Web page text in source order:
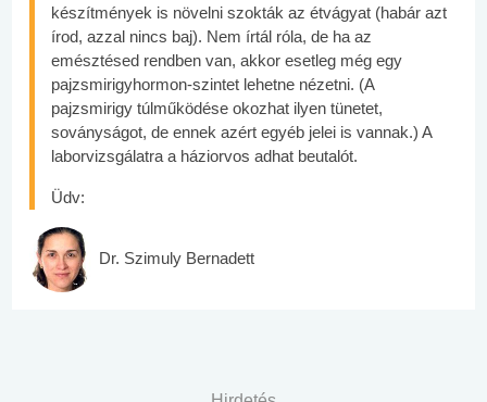
készítmények is növelni szokták az étvágyat (habár azt
írod, azzal nincs baj). Nem írtál róla, de ha az
emésztésed rendben van, akkor esetleg még egy
pajzsmirigyhormon-szintet lehetne nézetni. (A
pajzsmirigy túlműködése okozhat ilyen tünetet,
soványságot, de ennek azért egyéb jelei is vannak.) A
laborvizsgálatra a háziorvos adhat beutalót.
Üdv:
Dr. Szimuly Bernadett